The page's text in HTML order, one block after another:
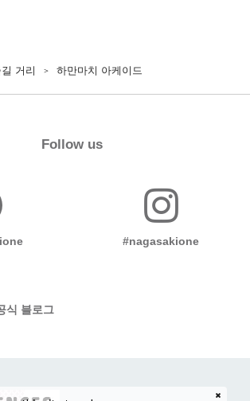
거리 하만마치 아케이드
Follow us
#nagasakione
식 블로그